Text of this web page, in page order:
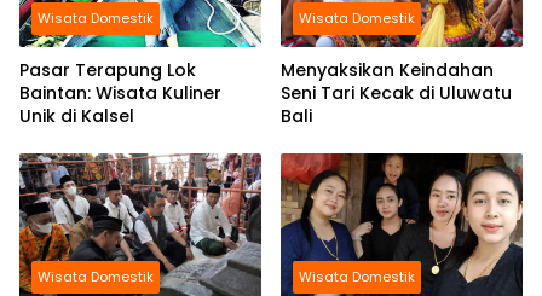
Wisata Domestik
Pasar Terapung Lok
Baintan: Wisata Kuliner
Unik di Kalsel
Wisata Domestik
Menyaksikan Keindahan
Seni Tari Kecak di Uluwatu
Bali
Wisata Domestik Wisata Domestik